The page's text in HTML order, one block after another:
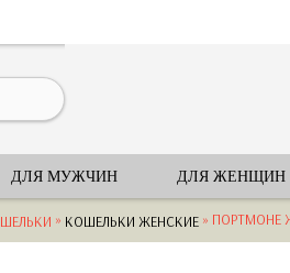
ДЛЯ МУЖЧИН ДЛЯ ЖЕНЩИН
» КОШЕЛЬКИ ЖЕНСКИЕ » ПОРТМОНЕ